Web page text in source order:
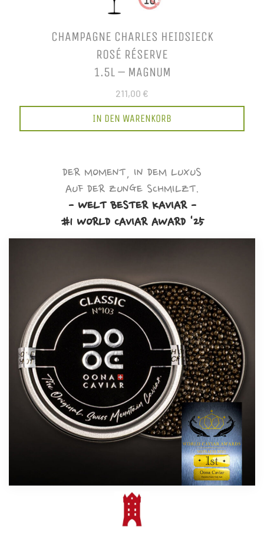
CHAMPAGNE CHARLES HEIDSIECK
ROSÉ RÉSERVE
1.5L – MAGNUM
211,00 €
IN DEN WARENKORB
DER MOMENT, IN DEM LUXUS
AUF DER ZUNGE SCHMILZT.
- WELT BESTER KAVIAR -
#1 WORLD CAVIAR AWARD '25